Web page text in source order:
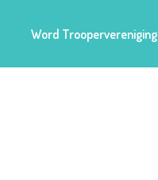
Word Troopervereniging